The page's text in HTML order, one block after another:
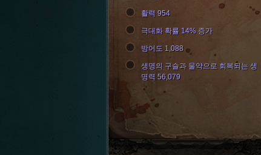
활력 954
극대화 확률 14% 증가
방어도 1,088
생명의 구슬과 물약으로 회복되는 생
명력 56,079